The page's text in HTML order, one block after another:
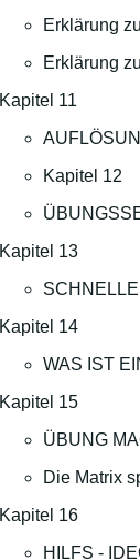
Erklärung
Erklärung
Kapitel 11
Kapitel 12
Kapitel 13
Kapitel 14
WAS IST
Kapitel 15
ÜBUNG
Die Matrix
Kapitel 16
HILFS -